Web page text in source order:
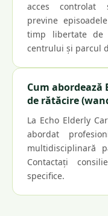
acces controlat
previne
timp libertate de
centrului și parcul
Cum abordează
de rătăcire
La Echo Elderly
abordat
multidisciplinară
Contactați
specifice.